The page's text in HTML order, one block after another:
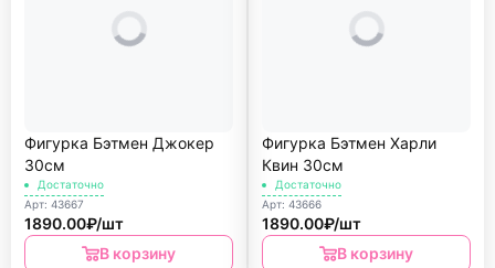
Фигурка Бэтмен Джокер
30см
Достаточно
Арт: 43667
1890.00₽/шт
В корзину
Фигурка Бэтмен Харли
Квин 30см
Достаточно
Арт: 43666
1890.00₽/шт
В корзину